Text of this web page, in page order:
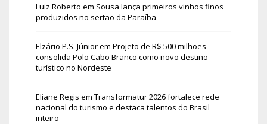
Luiz Roberto em Sousa lança primeiros vinhos finos
produzidos no sertão da Paraíba
Elzário P.S. Júniorem Projeto de R$ 500 milhões
consolida Polo Cabo Branco como novo destino
turístico no Nordeste
Eliane Regis em Transformatur 2026 fortalece rede
nacional do turismo e destaca talentos do Brasil
inteiro